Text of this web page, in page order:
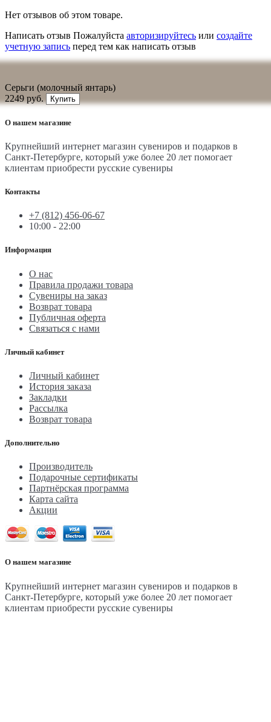
Нет отзывов об этом товаре.
Написать отзыв Пожалуйста авторизируйтесь или создайте
учетную запись перед тем как написать отзыв
Серьги (молочный янтарь)
2249 руб.
Купить
О нашем магазине
Крупнейший интернет магазин сувениров и подарков в
Санкт-Петербурге, который уже более 20 лет помогает
клиентам приобрести русские сувениры
Контакты
+7 (812) 456-06-67
10:00 - 22:00
Информация
О нас
Правила продажи товара
Сувениры на заказ
Возврат товара
Публичная оферта
Связаться с нами
Личный кабинет
Личный кабинет
История заказа
Закладки
Рассылка
Возврат товара
Дополнительно
Производитель
Подарочные сертификаты
Партнёрская программа
Карта сайта
Акции
О нашем магазине
Крупнейший интернет магазин сувениров и подарков в
Санкт-Петербурге, который уже более 20 лет помогает
клиентам приобрести русские сувениры